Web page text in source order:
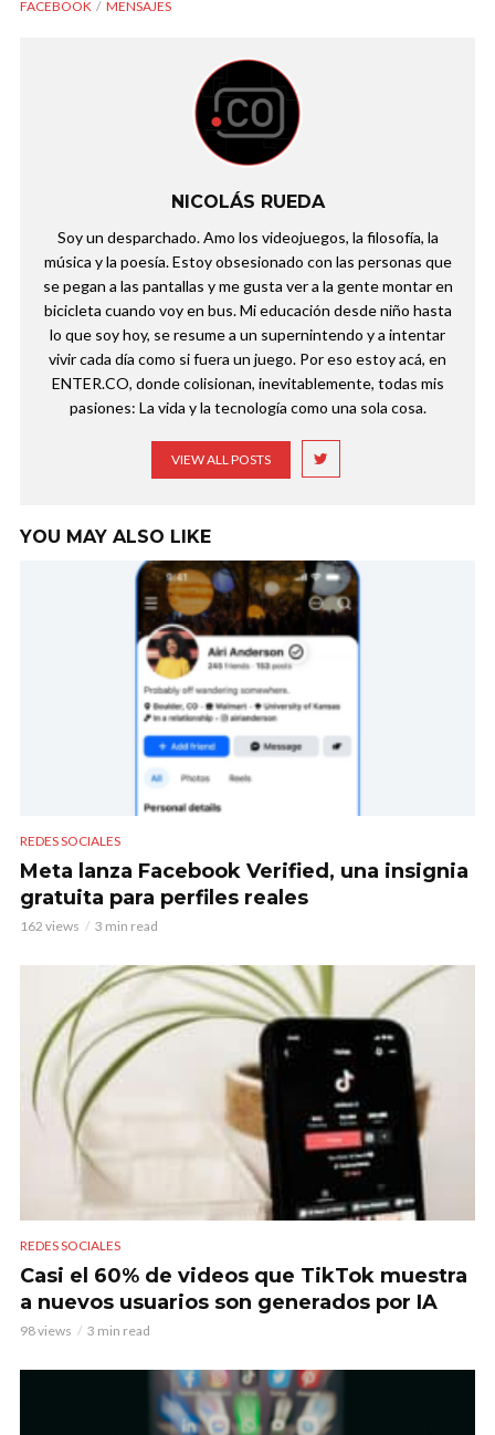
FACEBOOK MENSAJES
NICOLÁS RUEDA
Soy un desparchado. Amo los videojuegos, la filosofía, la
música y la poesía. Estoy obsesionado con las personas que
se pegan a las pantallas y me gusta ver a la gente montar en
bicicleta cuando voy en bus. Mi educación desde niño hasta
lo que soy hoy, se resume a un supernintendo y a intentar
vivir cada día como si fuera un juego. Por eso estoy acá, en
ENTER.CO, donde colisionan, inevitablemente, todas mis
pasiones: La vida y la tecnología como una sola cosa.
VIEW ALL POSTS
YOU MAY ALSO LIKE
REDES SOCIALES
Meta lanza Facebook Verified, una insignia
gratuita para perfiles reales
162 views 3 min read
REDES SOCIALES
Casi el 60% de videos que TikTok muestra
a nuevos usuarios son generados por IA
98 views 3 min read